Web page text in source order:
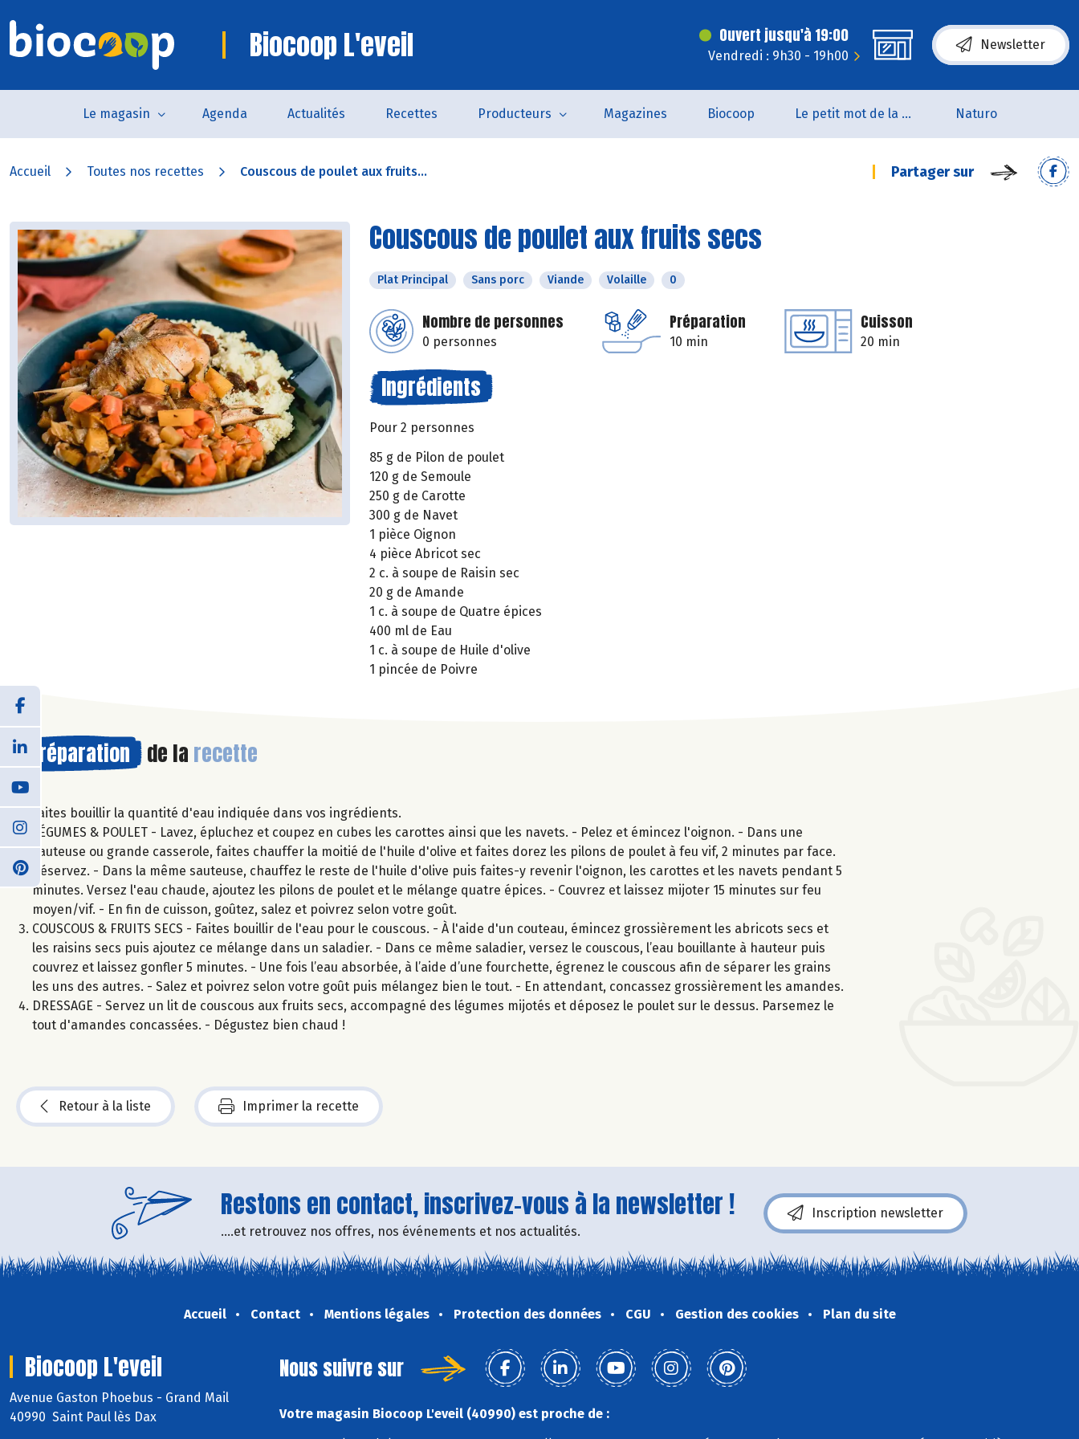
Biocoop L'eveil Ouvert jusqu'à 19:00
Vendredi : 9h30 - 19h00
Newsletter
Le magasin Agenda Actualités Recettes Producteurs Magazines Biocoop Le petit mot de la naturo Naturo
Accueil Toutes nos recettes Couscous de poulet aux fruits... Partager sur
Couscous de poulet aux fruits secs
Plat Principal Sans porc Viande Volaille 0
Nombre de personnes
0 personnes
Préparation
10 min
Cuisson
20 min
Ingrédients
Pour 2 personnes
85 g de Pilon de poulet
120 g de Semoule
250 g de Carotte
300 g de Navet
1 pièce Oignon
4 pièce Abricot sec
2 c. à soupe de Raisin sec
20 g de Amande
1 c. à soupe de Quatre épices
400 ml de Eau
1 c. à soupe de Huile d'olive
1 pincée de Poivre
Préparation de la recette
Faites bouillir la quantité d'eau indiquée dans vos ingrédients.
LÉGUMES & POULET - Lavez, épluchez et coupez en cubes les carottes ainsi que les navets. - Pelez et émincez l'oignon. - Dans une
sauteuse ou grande casserole, faites chauffer la moitié de l'huile d'olive et faites dorez les pilons de poulet à feu vif, 2 minutes par face.
Réservez. - Dans la même sauteuse, chauffez le reste de l'huile d'olive puis faites-y revenir l'oignon, les carottes et les navets pendant 5
minutes. Versez l'eau chaude, ajoutez les pilons de poulet et le mélange quatre épices. - Couvrez et laissez mijoter 15 minutes sur feu
moyen/vif. - En fin de cuisson, goûtez, salez et poivrez selon votre goût.
COUSCOUS & FRUITS SECS - Faites bouillir de l'eau pour le couscous. - À l'aide d'un couteau, émincez grossièrement les abricots secs et
les raisins secs puis ajoutez ce mélange dans un saladier. - Dans ce même saladier, versez le couscous, l’eau bouillante à hauteur puis
couvrez et laissez gonfler 5 minutes. - Une fois l’eau absorbée, à l’aide d’une fourchette, égrenez le couscous afin de séparer les grains
les uns des autres. - Salez et poivrez selon votre goût puis mélangez bien le tout. - En attendant, concassez grossièrement les amandes.
DRESSAGE - Servez un lit de couscous aux fruits secs, accompagné des légumes mijotés et déposez le poulet sur le dessus. Parsemez le
tout d'amandes concassées. - Dégustez bien chaud !
Retour à la liste Imprimer la recette
Restons en contact, inscrivez-vous à la newsletter !
....et retrouvez nos offres, nos événements et nos actualités.
Inscription newsletter
Accueil Contact Mentions légales Protection des données CGU Gestion des cookies Plan du site
Biocoop L'eveil
Avenue Gaston Phoebus - Grand Mail
40990 Saint Paul lès Dax
Nous suivre sur
Votre magasin Biocoop L'eveil (40990) est proche de :